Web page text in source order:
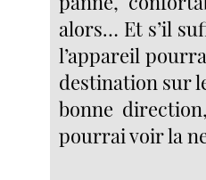
alors… Et s’il
l’appareil
destination sur
bonne
pourrai voir la